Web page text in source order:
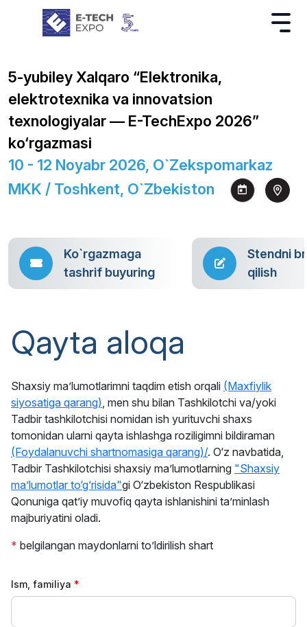
5-yubiley Xalqaro “Elektronika,
elektrotexnika va innovatsion
texnologiyalar — E-TechExpo 2026”
ko‘rgazmasi
10 - 12 Noyabr 2026, O`zekspomarkaz
MKK / Toshkent, O`zbekiston
Ko`rgazmaga
tashrif buyuring
Stendni
qilish
Qayta aloqa
Shaxsiy maʼlumotlarimni taqdim etish orqali (Maxfiylik
siyosatiga qarang) , men shu bilan Tashkilotchi va/yoki
Tadbir tashkilotchisi nomidan ish yurituvchi shaxs
tomonidan ularni qayta ishlashga roziligimni bildiraman
(Foydalanuvchi shartnomasiga qarang)/. O‘z navbatida,
Tadbir Tashkilotchisi shaxsiy ma’lumotlarning "Shaxsiy
ma’lumotlar to‘g‘risida"gi O‘zbekiston Respublikasi
Qonuniga qat’iy muvofiq qayta ishlanishini ta’minlash
majburiyatini oladi.
* belgilangan maydonlarni to’ldirilish shart
Ism, familiya